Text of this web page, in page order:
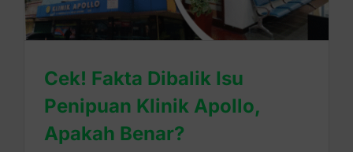
Cek! Fakta Dibalik Isu
Penipuan Klinik Apollo,
Apakah Benar?